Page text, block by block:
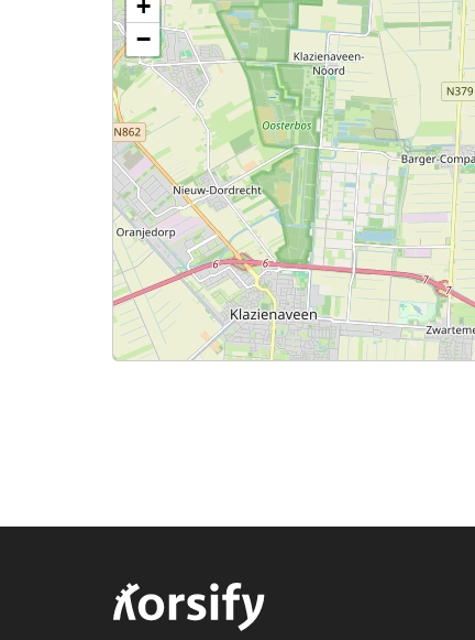
+
−